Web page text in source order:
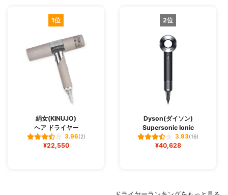
1位
絹女(KINUJO)
ヘア ドライヤー
3.96(2)
¥22,550
2位
Dyson(ダイソン)
Supersonic Ionic
3.93(16)
¥40,628